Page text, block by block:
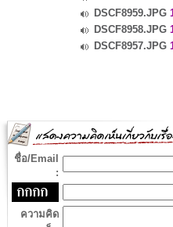
DSCF8959.JPG
DSCF8958.JPG
DSCF8957.JPG
ชื่อ/Email
:
ความคิด